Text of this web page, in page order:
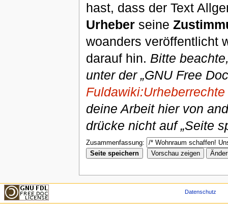
hast, dass der Text
Urheberseine
woanders veröffentlicht
darauf hin. Bitte
unter der „GNU Free
Fuldawiki:Urheberrechte
deine Arbeit hier von
drücke nicht auf „Seite
Zusammenfassung:
Datenschutz